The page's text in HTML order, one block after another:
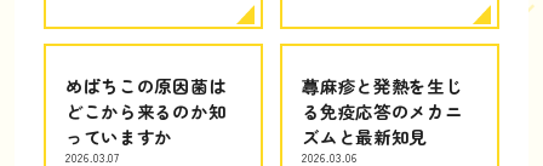
めばちこの原因菌は
どこから来るのか知
っていますか
2026.03.07
蕁麻疹と発熱を生じ
る免疫応答のメカニ
ズムと最新知見
2026.03.06